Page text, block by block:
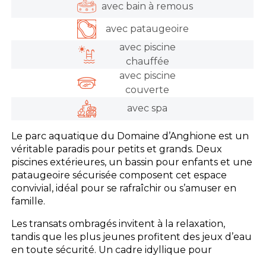
avec bain à remous
avec pataugeoire
avec piscine
chauffée
avec piscine
couverte
avec spa
Le parc aquatique du Domaine d’Anghione est un
véritable paradis pour petits et grands. Deux
piscines extérieures, un bassin pour enfants et une
pataugeoire sécurisée composent cet espace
convivial, idéal pour se rafraîchir ou s’amuser en
famille.
Les transats ombragés invitent à la relaxation,
tandis que les plus jeunes profitent des jeux d’eau
en toute sécurité. Un cadre idyllique pour